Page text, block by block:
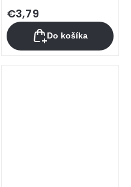
€3,79
Do košíka